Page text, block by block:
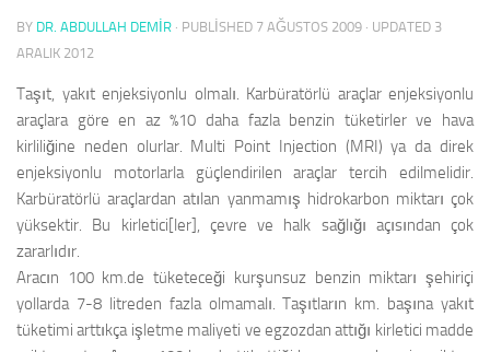
BY DR. ABDULLAH DEMİR · PUBLISHED 7 AĞUSTOS 2009 · UPDATED 3
ARALIK 2012
Taşıt, yakıt enjeksiyonlu olmalı. Karbüratörlü araçlar enjeksiyonlu
araçlara göre en az %10 daha fazla benzin tüketirler ve hava
kirliliğine neden olurlar. Multi Point Injection (MRI) ya da direk
enjeksiyonlu motorlarla güçlendirilen araçlar tercih edilmelidir.
Karbüratörlü araçlardan atılan yanmamış hidrokarbon miktarı çok
yüksektir. Bu kirletici[ler], çevre ve halk sağlığı açısından çok
zararlıdır.
Aracın 100 km.de tüketeceği kurşunsuz benzin miktarı şehiriçi
yollarda 7-8 litreden fazla olmamalı. Taşıtların km. başına yakıt
tüketimi arttıkça işletme maliyeti ve egzozdan attığı kirletici madde